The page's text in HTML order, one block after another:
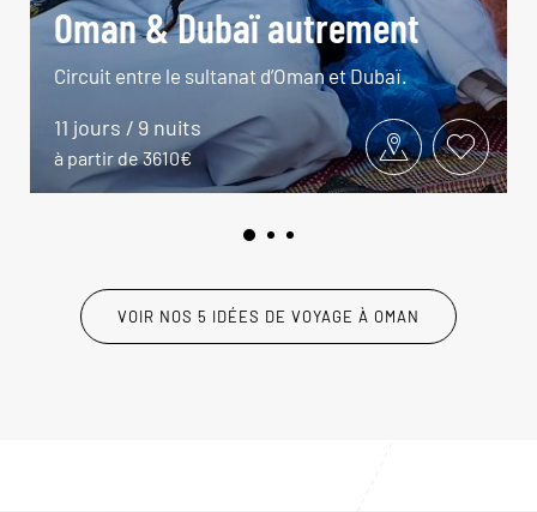
Oman & Dubaï autrement
Circuit entre le sultanat d’Oman et Dubaï.
11 jours / 9 nuits
à partir de 3610€
VOIR NOS 5 IDÉES DE VOYAGE À OMAN